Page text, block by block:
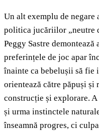
Un alt exemplu de
politica jucăriilor „neutre
Peggy Sastre demontează
preferințele de joc apar
înainte ca bebelușii să fie
orientează către păpuși și
construcție și explorare.
și urma instinctele
înseamnă progres, ci